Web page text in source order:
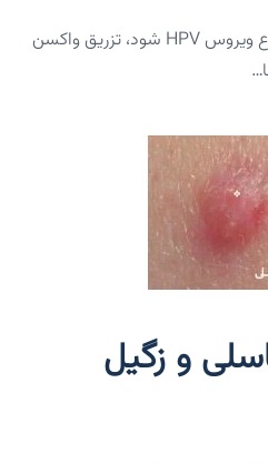
اگر کسی مبتلا به هر گونه از انواع ویروس HPV شود، تزریق واکسن
و زگیل